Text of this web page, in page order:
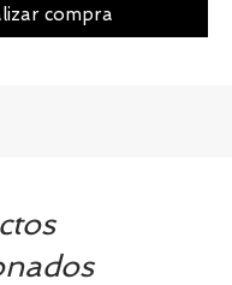
compra